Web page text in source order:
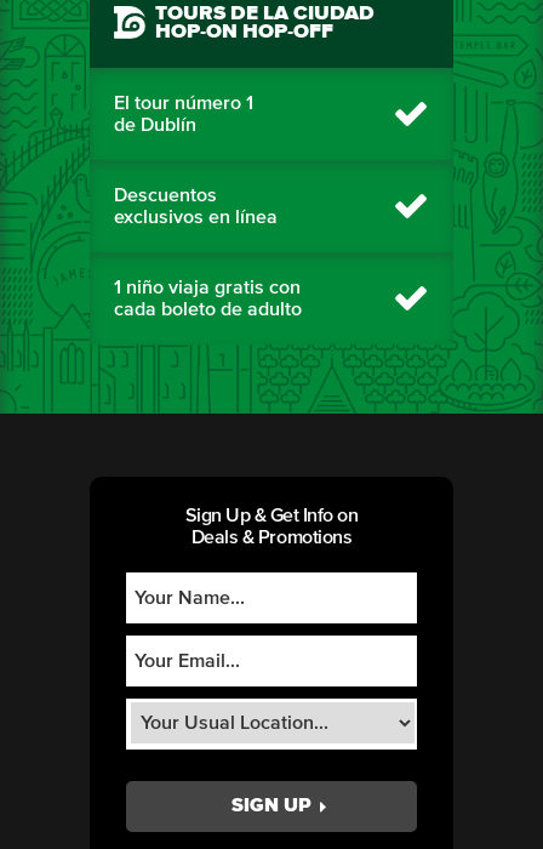
TOURS DE LA CIUDAD
HOP-ON HOP-OFF
El tour número 1
de Dublín
Descuentos
exclusivos en línea
1 niño viaja gratis con
cada boleto de adulto
Sign Up & Get Info on
Deals & Promotions